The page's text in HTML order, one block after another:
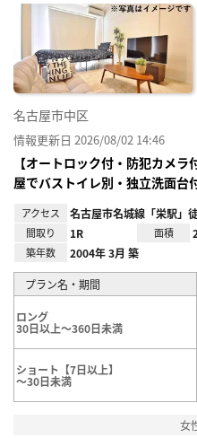
名古屋市中区
情報更新日 2026/08/02 14:46
【オートロック付・防犯カメ
屋でバストイレ別・独立洗面台
アクセス 名古屋市名城線「栄駅」
間取り 1R 面積
築年数 2004年 3月 築
プラン名・期間
ロング
30日以上～360日未満
ショート【7日以上】
～30日未満
女